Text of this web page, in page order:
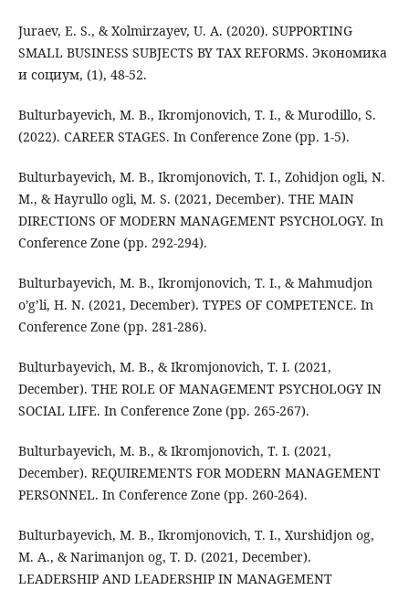
Juraev, E. S., & Xolmirzayev, U. A. (2020). SUPPORTING
SMALL BUSINESS SUBJECTS BY TAX REFORMS. Экономика
и социум, (1), 48-52.
Bulturbayevich, M. B., Ikromjonovich, T. I., & Murodillo, S.
(2022). CAREER STAGES. In Conference Zone (pp. 1-5).
Bulturbayevich, M. B., Ikromjonovich, T. I., Zohidjon ogli, N.
M., & Hayrullo ogli, M. S. (2021, December). THE MAIN
DIRECTIONS OF MODERN MANAGEMENT PSYCHOLOGY. In
Conference Zone (pp. 292-294).
Bulturbayevich, M. B., Ikromjonovich, T. I., & Mahmudjon
o’g’li, H. N. (2021, December). TYPES OF COMPETENCE. In
Conference Zone (pp. 281-286).
Bulturbayevich, M. B., & Ikromjonovich, T. I. (2021,
December). THE ROLE OF MANAGEMENT PSYCHOLOGY IN
SOCIAL LIFE. In Conference Zone (pp. 265-267).
Bulturbayevich, M. B., & Ikromjonovich, T. I. (2021,
December). REQUIREMENTS FOR MODERN MANAGEMENT
PERSONNEL. In Conference Zone (pp. 260-264).
Bulturbayevich, M. B., Ikromjonovich, T. I., Xurshidjon og,
M. A., & Narimanjon og, T. D. (2021, December).
LEADERSHIP AND LEADERSHIP IN MANAGEMENT